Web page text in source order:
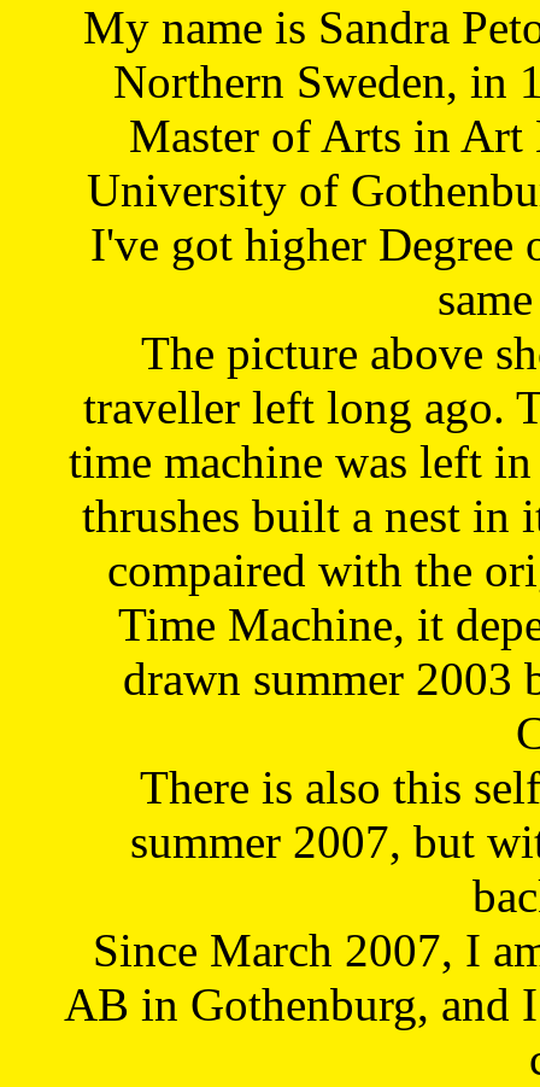
My name is Sandra
Northern Sweden, in
Master of Arts in Art
University of
I've got higher Degree
The picture above
traveller left long ago.
time machine was left
thrushes built a nest in
compaired with the
Time Machine, it
drawn summer 2003
There is also this
summer 2007, but
Since March 2007, I
AB in Gothenburg, and